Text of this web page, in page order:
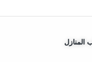
المنازل